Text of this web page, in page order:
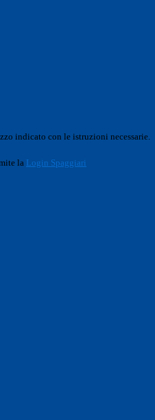
indicato con le istruzioni necessarie.
la Login Spaggiari